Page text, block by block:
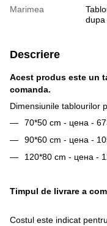
Marimea
dupa
Descriere
Acest produs este un
comanda.
Dimensiunile tablourilor
70*50 cm - цена -
90*60 cm - цена -
120*80 cm - цена -
Timpul de livrare a
Costul este indicat